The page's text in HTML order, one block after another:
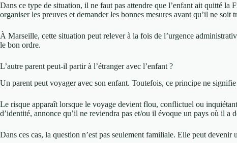
Dans ce type de situation, il ne faut pas attendre que l’enfant ait quitté la
organiser les preuves et demander les bonnes mesures avant qu’il ne soit
À Marseille, cette situation peut relever à la fois de l’urgence
le bon ordre.
L’autre parent peut-il partir à l’étranger avec l’enfant ?
Un parent peut voyager avec son enfant. Toutefois, ce principe ne
Le risque apparaît lorsque le voyage devient flou, conflictuel ou
d’identité, annonce qu’il ne reviendra pas et/ou il évoque un pays où il a
Dans ces cas, la question n’est pas seulement familiale. Elle peut